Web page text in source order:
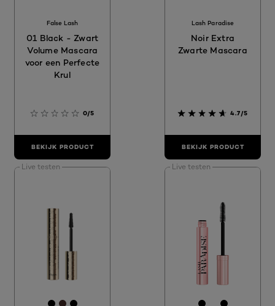
False Lash
01 Black - Zwart
Volume Mascara
voor een Perfecte
Krul
0/5
BEKIJK PRODUCT
Lash Paradise
Noir Extra
Zwarte Mascara
4.7/5
BEKIJK PRODUCT
Live testen Live testen